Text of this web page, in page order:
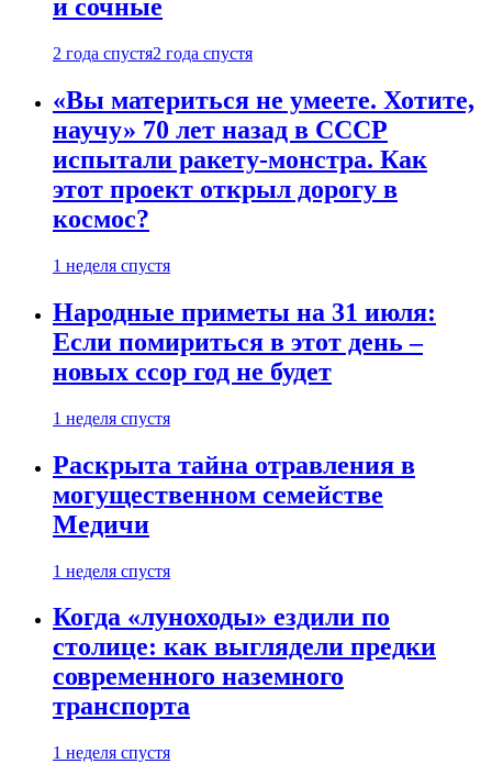
и сочные
2 года спустя2 года спустя
«Вы материться не умеете. Хотите,
научу» 70 лет назад в СССР
испытали ракету-монстра. Как
этот проект открыл дорогу в
космос?
1 неделя спустя
Народные приметы на 31 июля:
Если помириться в этот день –
новых ссор год не будет
1 неделя спустя
Раскрыта тайна отравления в
могущественном семействе
Медичи
1 неделя спустя
Когда «луноходы» ездили по
столице: как выглядели предки
современного наземного
транспорта
1 неделя спустя